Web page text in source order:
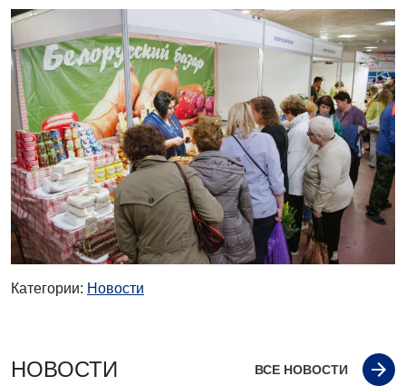
Категории: Новости
НОВОСТИ ВСЕ НОВОСТИ